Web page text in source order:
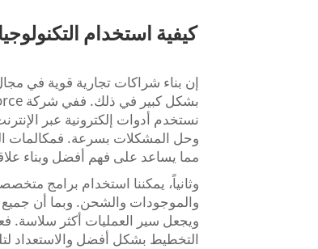
إن بناء شراكات تجارية قوية في
نستخدم أدوات إلكترونية عبر
وحل المشكلات بسرعة. فمكالمات
مما يساعد على فهم أفضل وبناء
وثانياً، يمكننا استخدام برامج
والموجودات والشحن. وبما أن جميع
ويجعل سير العمليات أكثر سلاسة.
التخطيط بشكل أفضل والاستعداد